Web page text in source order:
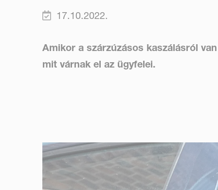
17.10.2022.
Amikor a szárzúzásos kaszálásról
mit várnak el az ügyfelei.